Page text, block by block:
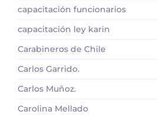
capacitación funcionarios
capacitación ley karin
Carabineros de Chile
Carlos Garrido.
Carlos Muñoz.
Carolina Mellado